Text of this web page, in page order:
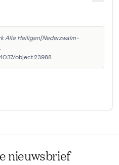
Alle Heiligen[Nederzwalm-
object.23988
nieuwsbrief